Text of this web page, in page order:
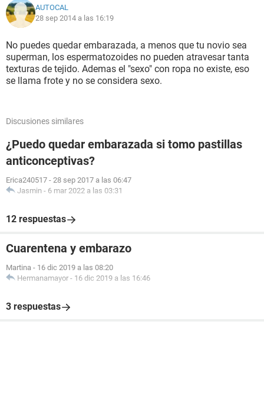
AUTOCAL
28 sep 2014 a las 16:19
No puedes quedar embarazada, a menos que tu novio sea
superman, los espermatozoides no pueden atravesar tanta
texturas de tejido. Ademas el "sexo" con ropa no existe, eso
se llama frote y no se considera sexo.
Discusiones similares
¿Puedo quedar embarazada si tomo pastillas
anticonceptivas?
Erica240517 - 28 sep 2017 a las 06:47
Jasmin - 6 mar 2022 a las 03:31
12 respuestas
Cuarentena y embarazo
Martina - 16 dic 2019 a las 08:20
Hermanamayor - 16 dic 2019 a las 16:46
3 respuestas